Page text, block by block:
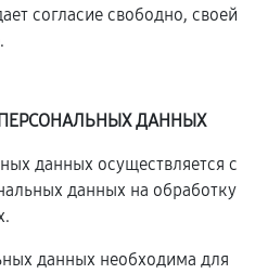
согласие свободно, своей
ДАННЫХ
данных осуществляется с
данных на обработку
данных необходима для